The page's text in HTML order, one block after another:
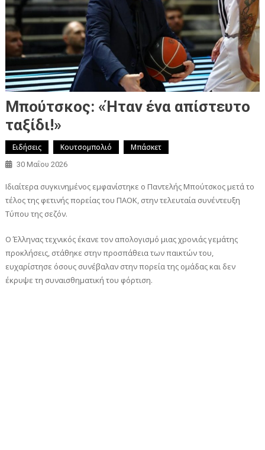
Μπούτσκος: «Ήταν ένα απίστευτο
ταξίδι!»
Ειδήσεις Κουτσομπολιό Μπάσκετ
30 Μαΐου 2026
Ιδιαίτερα συγκινημένος εμφανίστηκε ο Παντελής Μπούτσκος μετά το
τέλος της φετινής πορείας του ΠΑΟΚ, στην τελευταία συνέντευξη
Τύπου της σεζόν.
Ο Έλληνας τεχνικός έκανε τον απολογισμό μιας χρονιάς γεμάτης
προκλήσεις, στάθηκε στην προσπάθεια των παικτών του,
ευχαρίστησε όσους συνέβαλαν στην πορεία της ομάδας και δεν
έκρυψε τη συναισθηματική του φόρτιση.